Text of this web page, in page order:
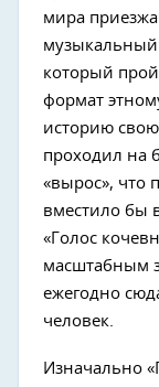
мира
музыкальный
который
формат
историю свою
проходил на
«вырос», что
вместило бы
«Голос
масштабным
ежегодно
человек.
Изначально